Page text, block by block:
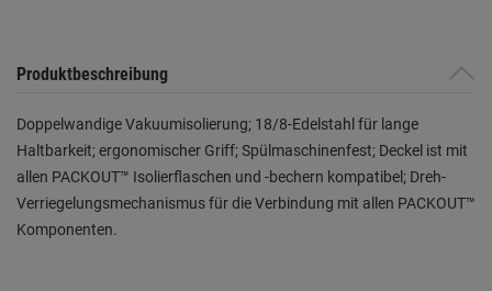
Produktbeschreibung
Doppelwandige Vakuumisolierung; 18/8-Edelstahl für lange
Haltbarkeit; ergonomischer Griff; Spülmaschinenfest; Deckel ist mit
allen PACKOUT™ Isolierflaschen und -bechern kompatibel; Dreh-
Verriegelungsmechanismus für die Verbindung mit allen PACKOUT™
Komponenten.